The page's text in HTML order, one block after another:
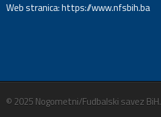
Web stranica: https://www.nfsbih.ba
© 2025 Nogometni/Fudbalski savez BiH.